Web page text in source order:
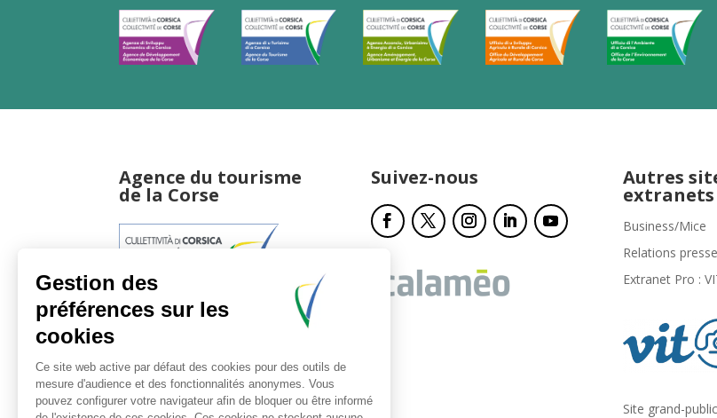
Agence du tourisme
de la Corse
20181 Ajaccio Cedex 01
T : 04 95 51 77 77
Suivez-nous Autres
extranets
Business/Mice
Relations
Extranet Pro :
Site grand-public